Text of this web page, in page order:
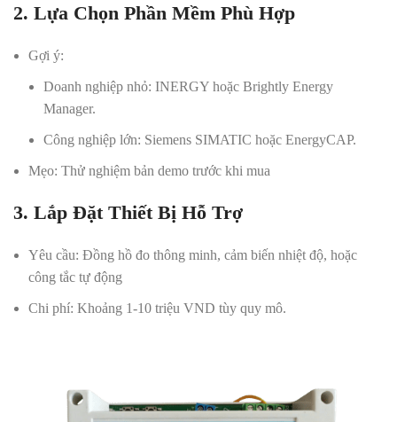
2. Lựa Chọn Phần Mềm Phù Hợp
Gợi ý:
Doanh nghiệp nhỏ: INERGY hoặc Brightly Energy
Manager.
Công nghiệp lớn: Siemens SIMATIC hoặc EnergyCAP.
Mẹo: Thử nghiệm bản demo trước khi mua
3. Lắp Đặt Thiết Bị Hỗ Trợ
Yêu cầu: Đồng hồ đo thông minh, cảm biến nhiệt độ, hoặc
công tắc tự động
Chi phí: Khoảng 1-10 triệu VND tùy quy mô.